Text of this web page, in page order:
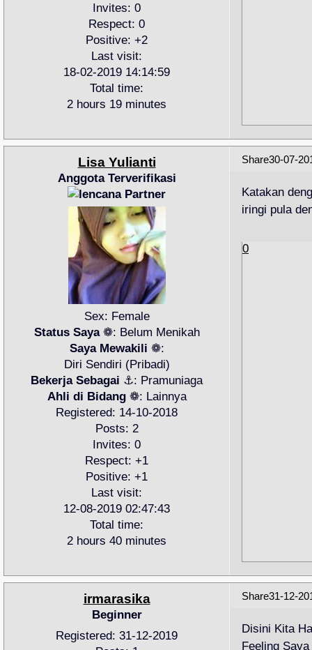
Invites: 0
Respect: 0
Positive: +2
Last visit:
18-02-2019 14:14:59
Total time:
2 hours 19 minutes
Share30-07-
Lisa Yulianti
Anggota Terverifikasi
Sex: Female
Status Saya❁: Belum Menikah
Saya Mewakili ❁:
Diri Sendiri (Pribadi)
Bekerja Sebagai ⚓: Pramuniaga
Ahli di Bidang❁: Lainnya
Registered: 14-10-2018
Posts: 2
Invites: 0
Respect: +1
Positive: +1
Last visit:
12-08-2019 02:47:43
Total time:
2 hours 40 minutes
Katakan
iringi pula
0
Share31-12-
irmarasika
Beginner
Registered: 31-12-2019
Disini Kita
Feeling